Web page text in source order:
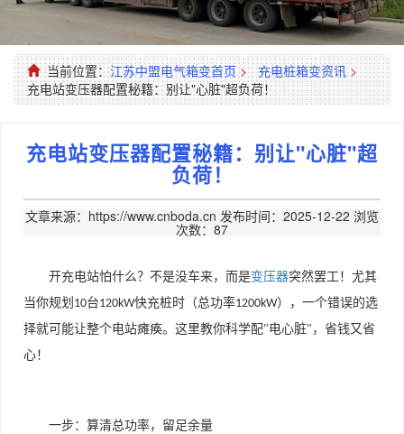
当前位置：江苏中盟电气箱变首页 > 充电桩箱变资讯 >
充电站变压器配置秘籍：别让"心脏"超负荷！
充电站变压器配置秘籍：别让"心脏"超
负荷！
文章来源：https://www.cnboda.cn 发布时间：2025-12-22 浏览
次数：87
开充电站怕什么？不是没车来，而是变压器突然罢工！尤其
当你规划 10台120kW快充桩时（总功率1200kW），一个错误的选
择就可能让整个电站瘫痪。这里教你科学配"电心脏" ，省钱又省
心！
一步：算清总功率，留足余量